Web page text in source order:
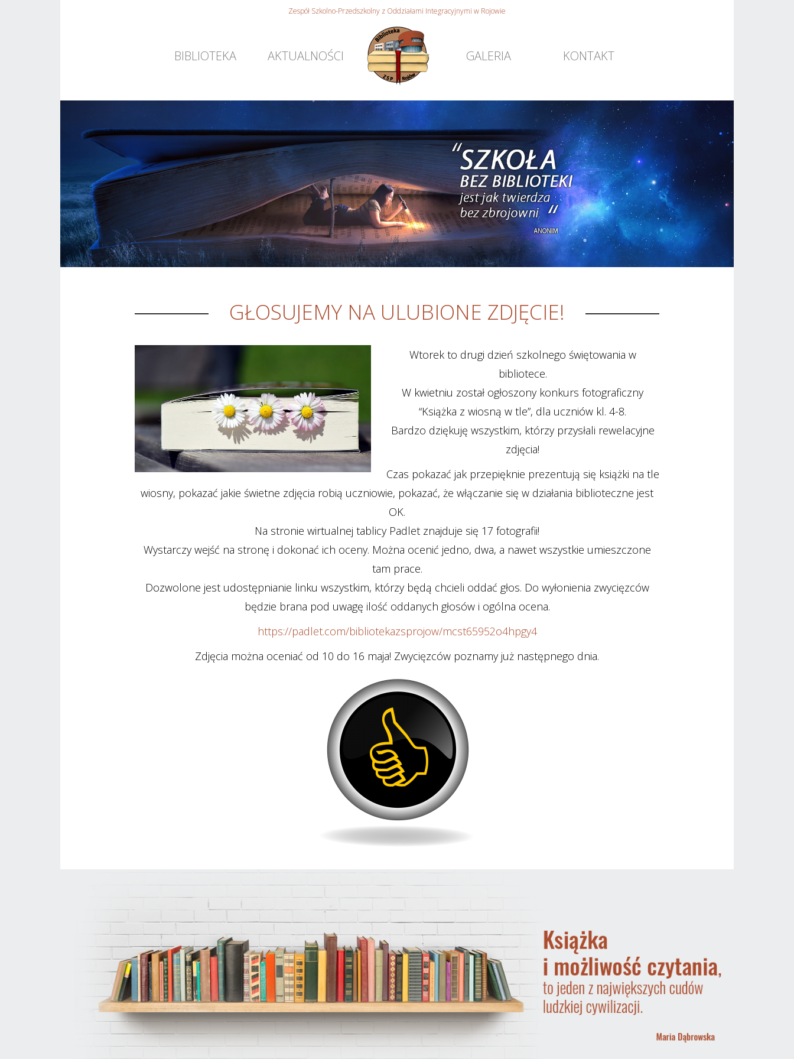
Zespół Szkolno-Przedszkolny z Oddziałami Integracyjnymi w Rojowie
BIBLIOTEKA AKTUALNOŚCI GALERIA KONTAKT
GŁOSUJEMY NA ULUBIONE ZDJĘCIE!
Wtorek to drugi dzień szkolnego świętowania w
bibliotece.
W kwietniu został ogłoszony konkurs fotograficzny
“Książka z wiosną w tle”, dla uczniów kl. 4-8.
Bardzo dziękuję wszystkim, którzy przysłali rewelacyjne
zdjęcia!
Czas pokazać jak przepięknie prezentują się książki na tle
wiosny, pokazać jakie świetne zdjęcia robią uczniowie, pokazać, że włączanie się w działania biblioteczne jest
OK.
Na stronie wirtualnej tablicy Padlet znajduje się 17 fotografii!
Wystarczy wejść na stronę i dokonać ich oceny. Można ocenić jedno, dwa, a nawet wszystkie umieszczone
tam prace.
Dozwolone jest udostępnianie linku wszystkim, którzy będą chcieli oddać głos. Do wyłonienia zwycięzców
będzie brana pod uwagę ilość oddanych głosów i ogólna ocena.
https://padlet.com/bibliotekazsprojow/mcst65952o4hpgy4
Zdjęcia można oceniać od 10 do 16 maja! Zwycięzców poznamy już następnego dnia.